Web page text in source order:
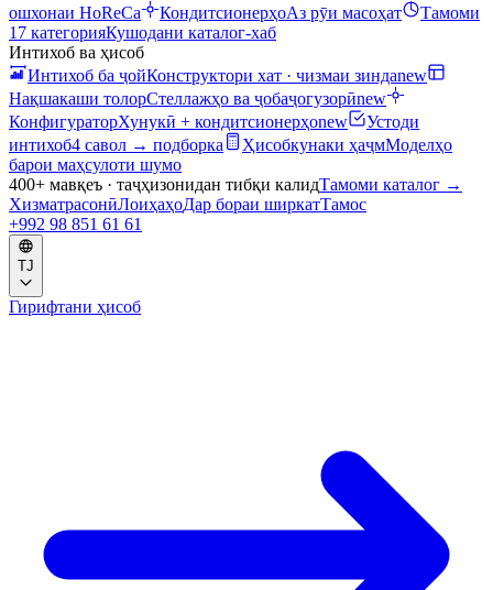
ошхонаи HoReCa
КондитсионерҳоАз рӯи масоҳат
Тамоми
17 категорияКушодани каталог-хаб
Интихоб ва ҳисоб
Интихоб ба ҷойКонструктори хат · чизмаи зиндаnew
Нақшакаши толорСтеллажҳо ва ҷобаҷогузорӣnew
КонфигураторХунукӣ + кондитсионерҳоnew
Устоди
интихоб4 савол → подборка Ҳисобкунаки ҳаҷмМоделҳо
барои маҳсулоти шумо
400+ мавқеъ · таҷҳизонидан тибқи калидТамоми каталог →
ХизматрасонӣЛоиҳаҳоДар бораи ширкатТамос
+992 98 851 61 61
TJ
Гирифтани ҳисоб